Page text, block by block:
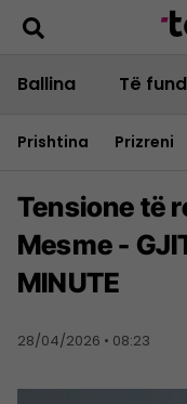
Ballina Të
Prishtina Prizreni
Tensione të
Mesme -
MINUTE
28/04/2026 • 08:23